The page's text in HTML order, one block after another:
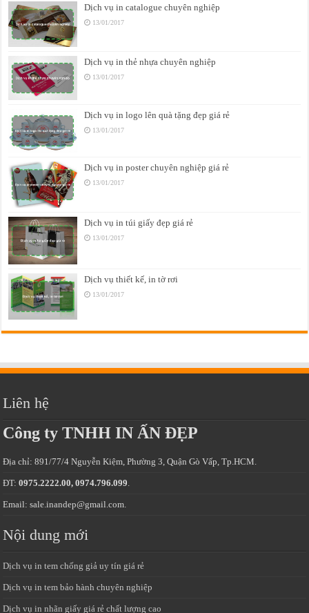
Dịch vụ in catalogue chuyên nghiệp
13/01/2017
Dịch vụ in thẻ nhựa chuyên nghiệp
13/01/2017
Dịch vụ in logo lên quà tặng đẹp giá rẻ
13/01/2017
Dịch vụ in poster chuyên nghiệp giá rẻ
13/01/2017
Dịch vụ in túi giấy đẹp giá rẻ
13/01/2017
Dịch vụ thiết kế, in tờ rơi
13/01/2017
Liên hệ
Công ty TNHH IN ẤN ĐẸP
Địa chỉ: 891/77/4 Nguyễn Kiệm, Phường 3, Quận Gò Vấp, Tp.HCM.
ĐT:0975.2222.00, 0974.796.099
Email: sale.inandep@gmail.com.
Nội dung mới
Dịch vụ in tem chống giả uy tín giá rẻ
Dịch vụ in tem bảo hành chuyên nghiệp
Dịch vụ in nhãn giấy giá rẻ chất lượng cao